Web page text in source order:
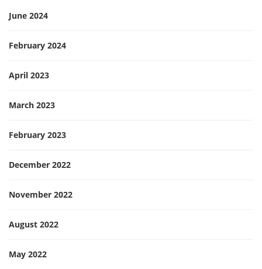
June 2024
February 2024
April 2023
March 2023
February 2023
December 2022
November 2022
August 2022
May 2022